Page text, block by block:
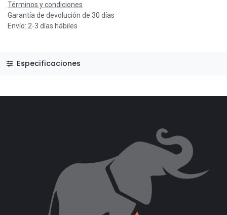
Términos y condiciones
Garantía de devolución de 30 días
Envío: 2-3 días hábiles
Especificaciones